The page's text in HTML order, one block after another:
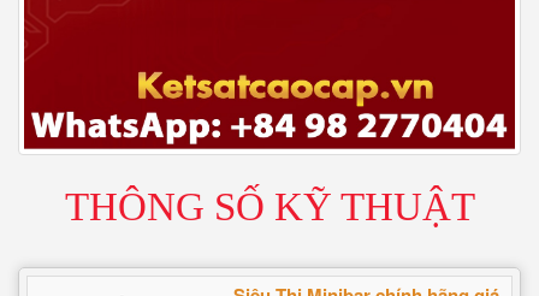
THÔNG SỐ KỸ THUẬT